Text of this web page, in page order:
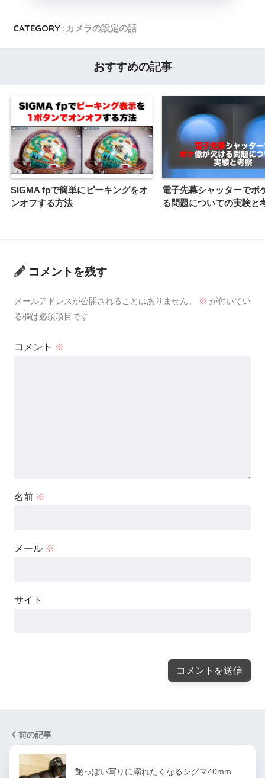
CATEGORY : カメラの設定の話
おすすめの記事
SIGMA fpで簡単にピーキングをオ
ンオフする方法
電子先幕シャッターでボ
る問題についての実験と
コメントを残す
メールアドレスが公開されることはありません。 ※ が付いてい
る欄は必須項目です
コメント ※
名前 ※
メール ※
サイト
前の記事
艶っぽい写りに溺れたくなるシグマ40mm